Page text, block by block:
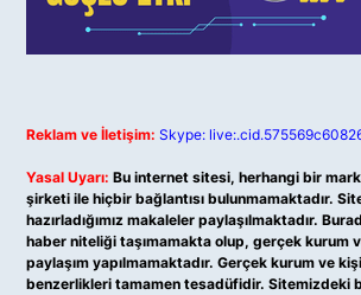
Reklam ve İletişim: Skype:
Yasal Uyarı: Bu internet sitesi, herhangi bir
şirketi ile hiçbir bağlantısı bulunmamaktadır.
hazırladığımız makaleler paylaşılmaktadır.
haber niteliği taşımamakta olup, gerçek kurum
paylaşım yapılmamaktadır. Gerçek kurum ve
benzerlikleri tamamen tesadüfidir. Sitemizdeki